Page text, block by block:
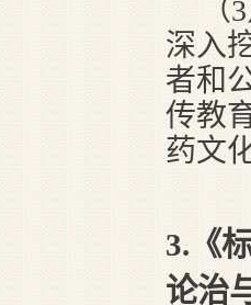
深入
者和
传教
药文
3.《
论治